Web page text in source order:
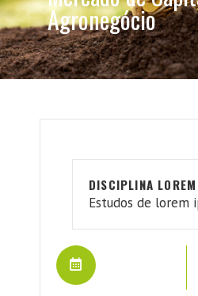
Agronegócio
DISCIPLINA
Estudos de lorem